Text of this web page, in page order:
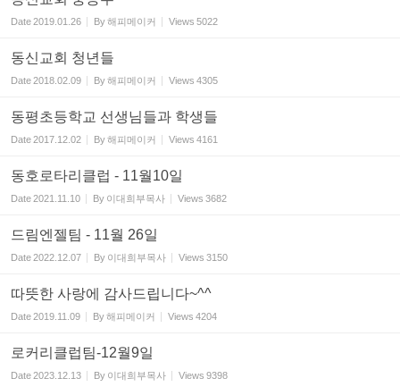
Date2019.01.26 By해피메이커 Views 5022
동신교회 청년들
Date2018.02.09 By해피메이커 Views 4305
동평초등학교 선생님들과 학생들
Date2017.12.02 By해피메이커 Views 4161
동호로타리클럽 - 11월10일
Date2021.11.10 By 이대희부목사 Views 3682
드림엔젤팀 - 11월 26일
Date2022.12.07 By 이대희부목사 Views 3150
따뜻한 사랑에 감사드립니다~^^
Date2019.11.09 By해피메이커 Views 4204
로커리클럽팀-12월9일
Date2023.12.13 By 이대희부목사 Views 9398